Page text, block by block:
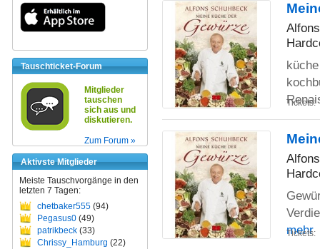
Tauschticket-Forum
Mitglieder
tauschen
sich aus und
diskutieren.
Zum Forum »
Aktivste Mitglieder
Meiste Tauschvorgänge in den
letzten 7 Tagen:
chetbaker555 (94)
Pegasus0 (49)
patrikbeck (33)
Chrissy_Hamburg (22)
Tickets:
mehr
Tickets: